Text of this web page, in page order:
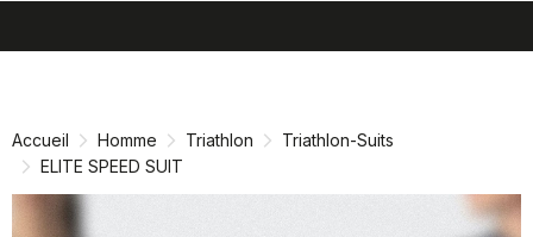
directement
navigation
directement
Accueil Homme Triathlon
Triathlon-Suits
ELITE SPEED SUIT